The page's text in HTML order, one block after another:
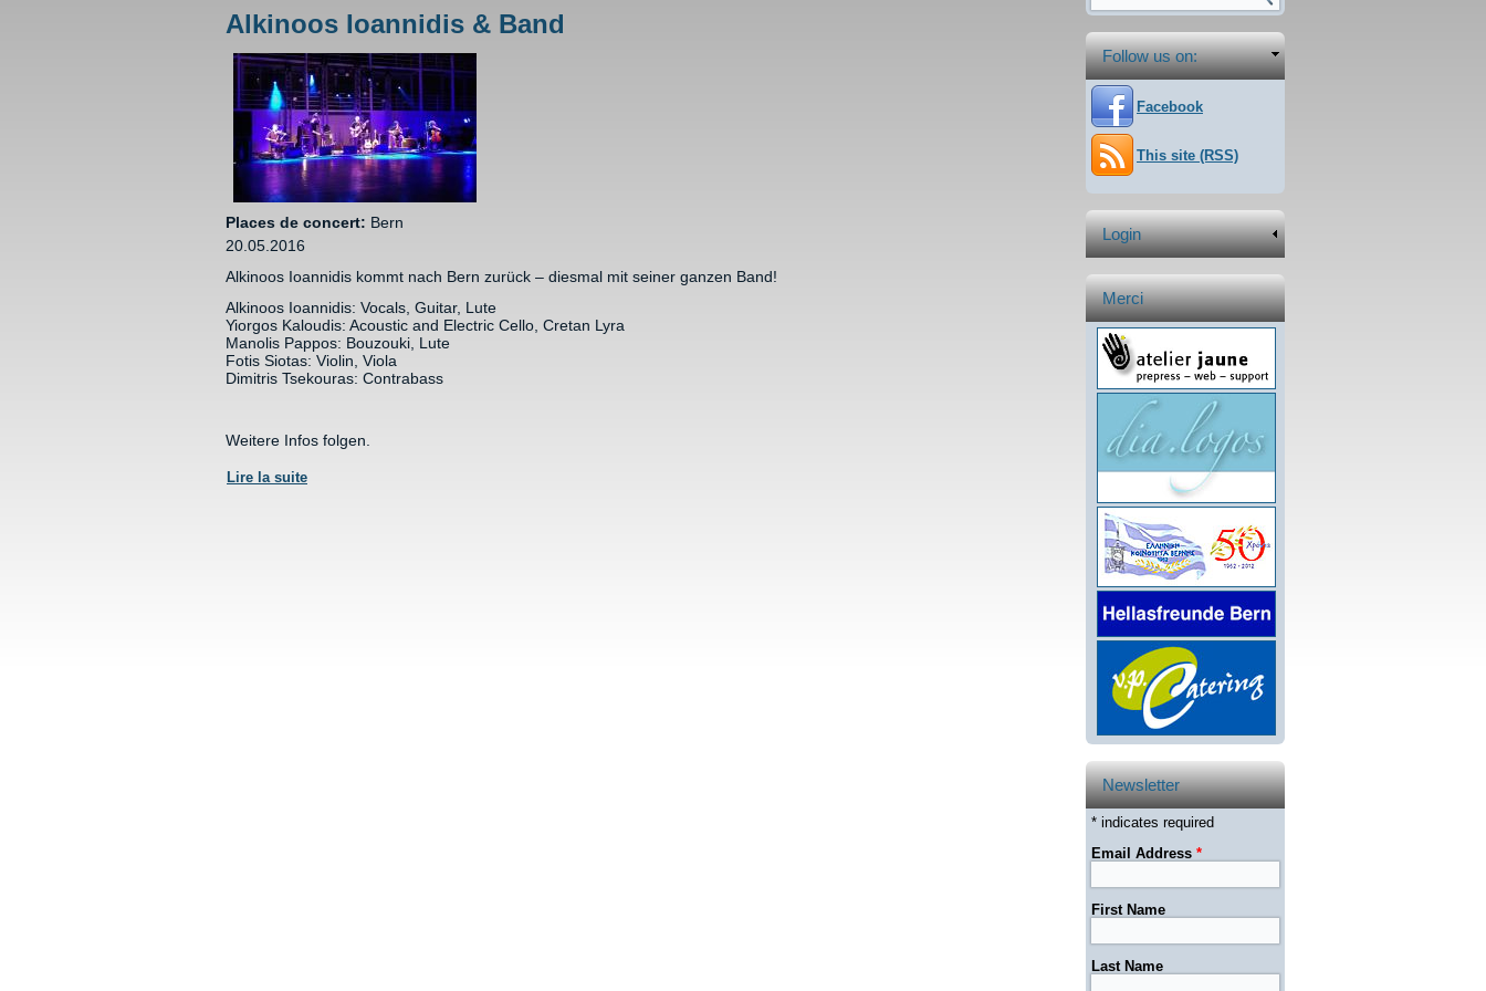
Alkinoos Ioannidis & Band
Places de concert: Bern
20.05.2016
Alkinoos Ioannidis kommt nach Bern zurück – diesmal mit seiner ganzen Band!
Alkinoos Ioannidis: Vocals, Guitar, Lute
Yiorgos Kaloudis: Acoustic and Electric Cello, Cretan Lyra
Manolis Pappos: Bouzouki, Lute
Fotis Siotas: Violin, Viola
Dimitris Tsekouras: Contrabass
Weitere Infos folgen.
Lire la suite
Follow us on:
Facebook
This site (RSS)
Login
Merci
Newsletter
* indicates required
Email Address *
First Name
Last Name